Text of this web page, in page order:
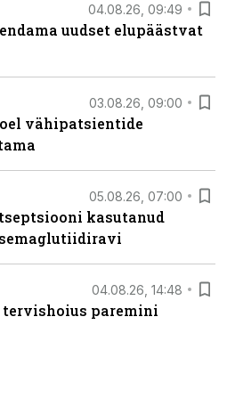
04.08.26, 09:49
uudset elupäästvat
03.08.26, 09:00
vähipatsientide
05.08.26, 07:00
kasutanud
04.08.26, 14:48
tervishoius paremini